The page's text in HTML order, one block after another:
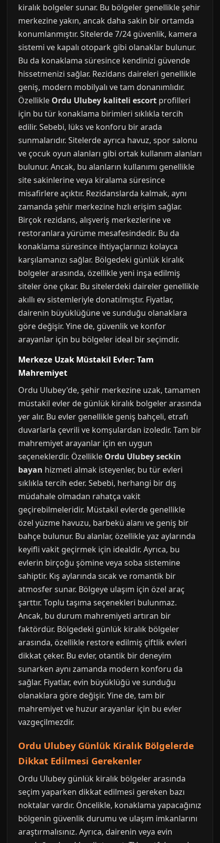
kiralık bolgeler sunar. Bu bölgeler genellikle şehir
merkezine yakın, ancak daha sakin bir ortamda
konumlanmıştır. Sitelerde 7/24 güvenlik, kamera
sistemi ve kapalı otopark gibi olanaklar bulunur.
Bu da konaklama süresince kendinizi güvende
hissetmenizi sağlar. Rezidans daireleri genellikle
geniş, modern mobilyalı ve tam donanımlıdır.
Özellikle Ordu Ulubey kaliteli escort profilleri
için bu tür konaklama birimleri sıklıkla tercih
edilir. Sebebi, lüks ve konforu bir arada
sunmalarıdır. Sitelerde ayrıca havuz, spor salonu
ve çocuk oyun alanları gibi ortak kullanım alanları
bulunur. Ancak, bu alanların kullanımı genellikle
site sakinlerine veya kiralama süresince
misafirlere açıktır. Rezidanslarda kalmak, aynı
zamanda şehir merkezine hızlı erişim sağlar.
Birçok rezidans, alışveriş merkezlerine ve
restoranlara yürüme mesafesindedir. Bu da
konaklama süresince ihtiyaçlarınızı kolayca
karşılamanızı sağlar. Bölgedeki günlük kiralık
bolgeler arasında, özellikle yeni inşa edilmiş
siteler öne çıkar. Bu sitelerdeki daireler genellikle
akıllı ev sistemleriyle donatılmıştır. Fiyatlar,
dairenin büyüklüğüne ve sunduğu olanaklara
göre değişir. Yine de, güvenlik ve konfor
arayanlar için bu bölgeler ideal bir seçimdir.
Merkeze Uzak Müstakil Evler: Tam
Mahremiyet
Ordu Ulubey'de, şehir merkezine uzak, tamamen
müstakil evler de günlük kiralık bolgeler arasında
yer alır. Bu evler genellikle geniş bahçeli, etrafı
duvarlarla çevrili ve komşulardan izoledir. Tam bir
mahremiyet arayanlar için en uygun
seçeneklerdir. Özellikle Ordu Ulubey seckin
bayan hizmeti almak isteyenler, bu tür evleri
sıklıkla tercih eder. Sebebi, herhangi bir dış
müdahale olmadan rahatça vakit
geçirebilmeleridir. Müstakil evlerde genellikle
özel yüzme havuzu, barbekü alanı ve geniş bir
bahçe bulunur. Bu alanlar, özellikle yaz aylarında
keyifli vakit geçirmek için idealdir. Ayrıca, bu
evlerin birçoğu şömine veya soba sistemine
sahiptir. Kış aylarında sıcak ve romantik bir
atmosfer sunar. Bölgeye ulaşım için özel araç
şarttır. Toplu taşıma seçenekleri bulunmaz.
Ancak, bu durum mahremiyeti artıran bir
faktördür. Bölgedeki günlük kiralık bölgeler
arasında, özellikle restore edilmiş çiftlik evleri
dikkat çeker. Bu evler, otantik bir deneyim
sunarken aynı zamanda modern konforu da
sağlar. Fiyatlar, evin büyüklüğü ve sunduğu
olanaklara göre değişir. Yine de, tam bir
mahremiyet ve huzur arayanlar için bu evler
vazgeçilmezdir.
Ordu Ulubey Günlük Kiralık Bölgelerde
Dikkat Edilmesi Gerekenler
Ordu Ulubey günlük kiralık bölgeler arasında
seçim yaparken dikkat edilmesi gereken bazı
noktalar vardır. Öncelikle, konaklama yapacağınız
bölgenin güvenlik durumu ve ulaşım imkanlarını
araştırmalısınız. Ayrıca, dairenin veya evin